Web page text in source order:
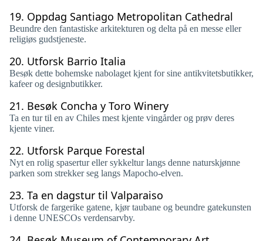
19. Oppdag Santiago Metropolitan Cathedral
Beundre den fantastiske arkitekturen og delta på en messe eller
religiøs gudstjeneste.
20. Utforsk Barrio Italia
Besøk dette bohemske nabolaget kjent for sine antikvitetsbutikker,
kafeer og designbutikker.
21. Besøk Concha y Toro Winery
Ta en tur til en av Chiles mest kjente vingårder og prøv deres
kjente viner.
22. Utforsk Parque Forestal
Nyt en rolig spasertur eller sykkeltur langs denne naturskjønne
parken som strekker seg langs Mapocho-elven.
23. Ta en dagstur til Valparaiso
Utforsk de fargerike gatene, kjør taubane og beundre gatekunsten
i denne UNESCOs verdensarvby.